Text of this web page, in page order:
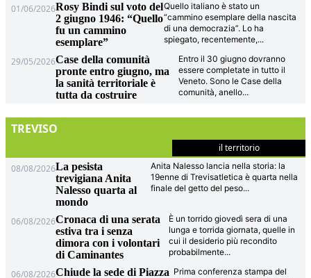
01/06/2026Rosy Bindi sul voto del
2 giugno 1946: “Quello
fu un cammino
esemplare”
Quello italiano è stato un
“cammino esemplare della nascita
di una democrazia”. Lo ha
spiegato, recentemente,...
29/05/2026Case della comunità
pronte entro giugno, ma
la sanità territoriale è
tutta da costruire
Entro il 30 giugno dovranno
essere completate in tutto il
Veneto. Sono le Case della
comunità, anello...
TREVISO
il territorio
08/08/2026La pesista
trevigiana Anita
Nalesso quarta al
mondo
Anita Nalesso lancia nella storia: la
19enne di Trevisatletica è quarta nella
finale del getto del peso...
06/08/2026Cronaca di una serata
estiva tra i senza
dimora con i volontari
di Caminantes
È un torrido giovedì sera di una
lunga e torrida giornata, quelle in
cui il desiderio più recondito
probabilmente...
06/08/2026Chiude la sede di Piazza Prima conferenza stampa del